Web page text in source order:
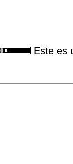
Este es